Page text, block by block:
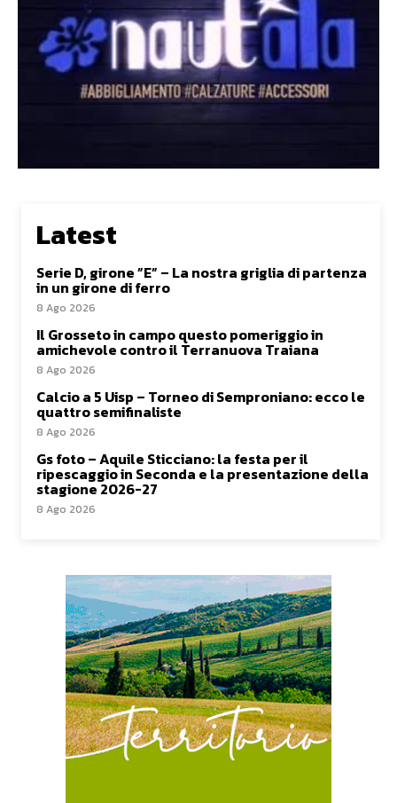
Latest
Serie D, girone ”E” – La nostra griglia di partenza
in un girone di ferro
8 Ago 2026
Il Grosseto in campo questo pomeriggio in
amichevole contro il Terranuova Traiana
8 Ago 2026
Calcio a 5 Uisp – Torneo di Semproniano: ecco le
quattro semifinaliste
8 Ago 2026
Gs foto – Aquile Sticciano: la festa per il
ripescaggio in Seconda e la presentazione della
stagione 2026-27
8 Ago 2026